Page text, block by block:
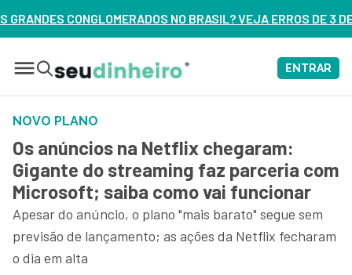
NO BRASIL? VEJA ERROS DE 3 DELES – ASSISTA AGORA
ENTRAR
NOVO PLANO
Os anúncios na Netflix chegaram:
Gigante do streaming faz parceria com
Microsoft; saiba como vai funcionar
Apesar do anúncio, o plano "mais barato" segue sem
previsão de lançamento; as ações da Netflix fecharam
o dia em alta